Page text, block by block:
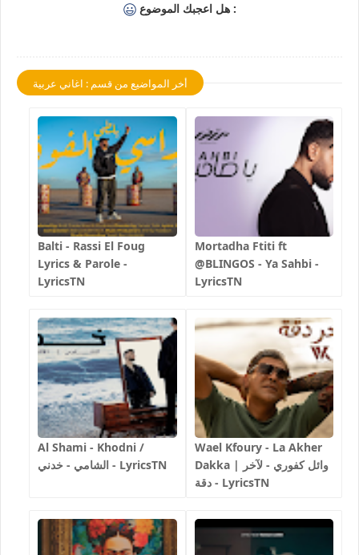
هل اعجبك الموضوع :
أخر المواضيع من قسم : اغاني عربية
Balti - Rassi El Foug
Lyrics & Parole -
LyricsTN
Mortadha Ftiti ft
@BLINGOS - Ya Sahbi -
LyricsTN
Al Shami - Khodni /
الشامي - خدني - LyricsTN
Wael Kfoury - La Akher
Dakka | وائل كفوري - لآخر
دقة - LyricsTN